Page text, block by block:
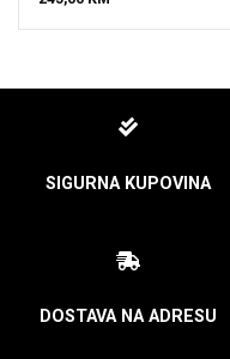
SIGURNA KUPOVINA
DOSTAVA NA ADRESU